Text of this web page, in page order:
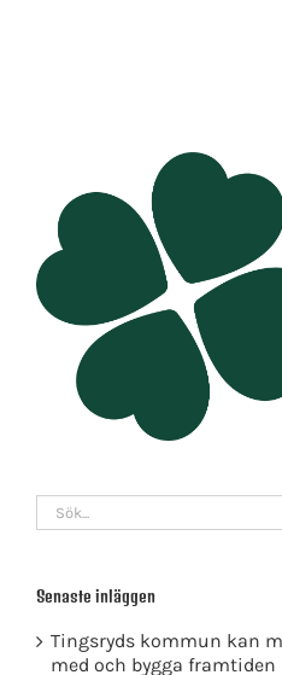
Sök
efter:
Senaste inläggen
Tingsryds kommun kan
med och bygga framtiden